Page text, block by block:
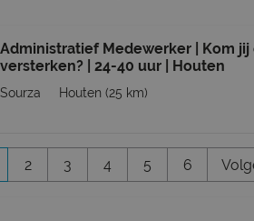
Administratief Medewerker | Kom jij
versterken? | 24-40 uur | Houten
Sourza Houten (25 km)
2 3 4 5 6